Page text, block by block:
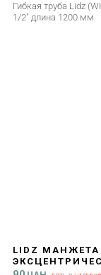
Гибкая труба Lidz
1/2" длина 1200 мм
LIDZ МАНЖЕТА